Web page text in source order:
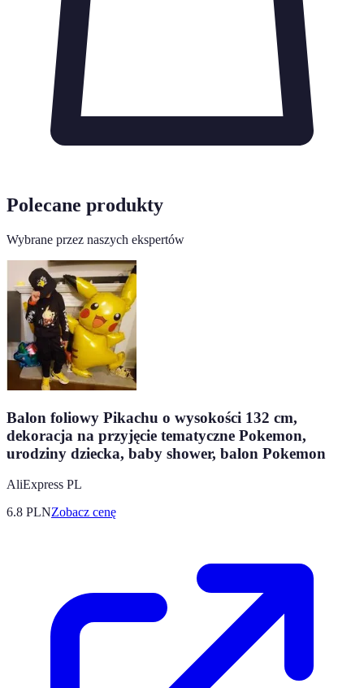
Polecane produkty
Wybrane przez naszych ekspertów
Balon foliowy Pikachu o wysokości 132 cm,
dekoracja na przyjęcie tematyczne Pokemon,
urodziny dziecka, baby shower, balon Pokemon
AliExpress PL
6.8 PLNZobacz cenę